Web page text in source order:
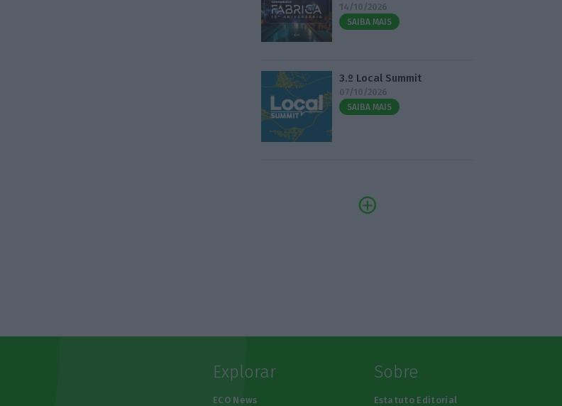
14/10/2026
SAIBA MAIS
3.º Local Summit
07/10/2026
SAIBA MAIS
Explorar
ECO News
Sobre
Estatuto Editorial